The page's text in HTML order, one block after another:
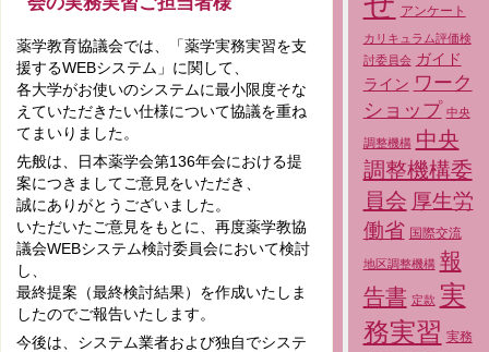
薬学教育協議会では、「薬学実務実習を支
援するWEBシステム」に関して、
各大学がお使いのシステムに最小限度そな
えていただきたい仕様について協議を重ね
てまいりました。
先般は、日本薬学会第136年会における提
案につきましてご意見をいただき、
誠にありがとうございました。
いただいたご意見をもとに、再度薬学教協
議会WEBシステム検討委員会において検討
し、
最終提案（最終検討結果）を作成いたしま
したのでご報告いたします。
今後は、システム業者および独自でシステ
アンケート
カリキュラム評価検
討委員会 ガイド
ライン ワーク
ショップ 中央
調整機構 中央
調整機構委
員会 厚生労
働省 国際交流
地区調整機構 報
告書 定款 実
務実習 実務